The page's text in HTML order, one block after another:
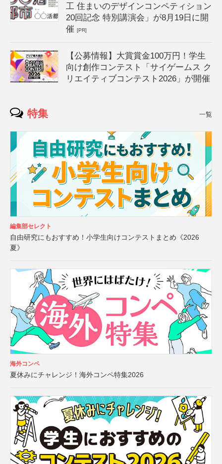
工 住まいのデザインコンペティション
20回記念 特別講演会」が8月19日に開
催[PR]
【公募情報】大賞賞金100万円！学生
向け創作コンテスト「サイゲームス ク
リエイティブコンテスト2026」が開催
特集 一覧
編集部セレクト
自由研究にもおすすめ！小学生向けコンテストまとめ《2026
夏》
海外コンペ
夏休みにチャレンジ！海外コンペ特集2026